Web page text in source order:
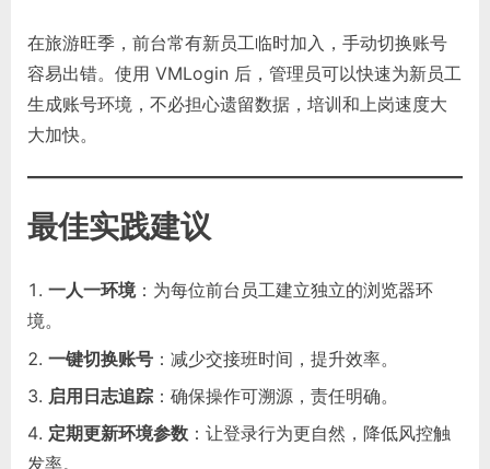
在旅游旺季，前台常有新员工临时加入，手动切换账号
容易出错。使用 VMLogin 后，管理员可以快速为新员工
生成账号环境，不必担心遗留数据，培训和上岗速度大
大加快。
最佳实践建议
一人一环境：为每位前台员工建立独立的浏览器环
境。
一键切换账号 ：减少交接班时间，提升效率。
启用日志追踪 ：确保操作可溯源，责任明确。
定期更新环境参数 ：让登录行为更自然，降低风控触
发率。